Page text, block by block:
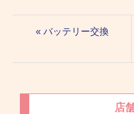
« バッテリー交換
店